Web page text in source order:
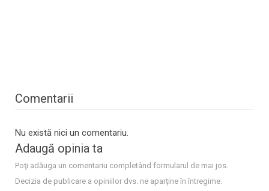
Comentarii
Nu există nici un comentariu.
Adaugă opinia ta
Poţi adăuga un comentariu completând formularul de mai jos.
Decizia de publicare a opiniilor dvs. ne aparţine în întregime.